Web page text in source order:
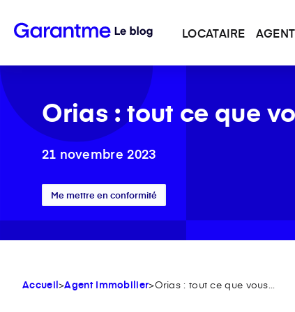
LOCATAIRE
Orias : tout ce que
21 novembre 2023
Me mettre en conformité
Accueil>Agent Immobilier>Orias : tout ce que vous...